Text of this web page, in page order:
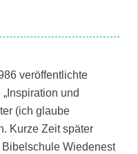
veröffentlichte
und
(ich glaube
Kurze Zeit später
Wiedenest